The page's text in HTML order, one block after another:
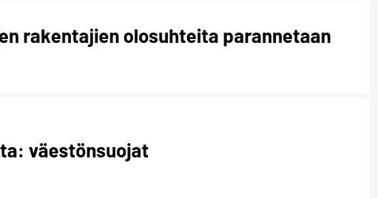
rakentajien olosuhteita parannetaan
väestönsuojat